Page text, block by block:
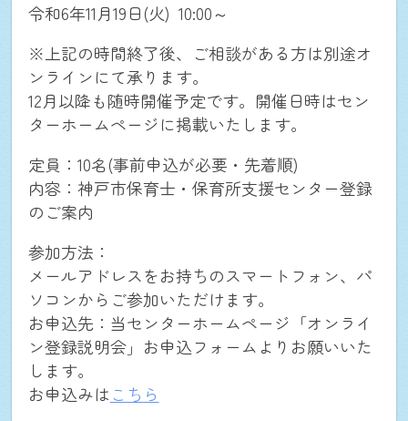
NEWS
仕事を探す
個人・法人向け新規登録
お問合せ(求職者の方用)
お問合せ(法人の方用)
令和6年11月19日(火) 10:00～
※上記の時間終了後、ご相談がある方は別途オ
ンラインにて承ります。
12月以降も随時開催予定です。開催日時はセン
ターホームページに掲載いたします。
定員：10名(事前申込が必要・先着順)
内容：神戸市保育士・保育所支援センター登録
のご案内
参加方法：
メールアドレスをお持ちのスマートフォン、パ
ソコンからご参加いただけます。
お申込先：当センターホームページ「オンライ
ン登録説明会」お申込フォームよりお願いいた
します。
お申込みは こちら